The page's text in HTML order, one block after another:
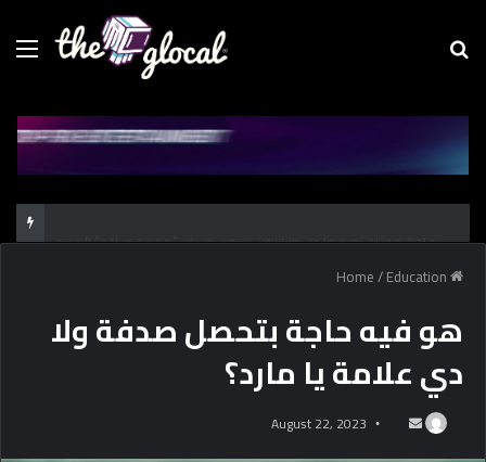
Menu
/Education
هو فيه حاجة بتحصل صدفة ولا
دي علامة يا مارد؟
August 22, 2023